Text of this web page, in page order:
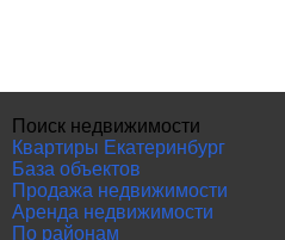
Поиск недвижимости
Квартиры Екатеринбург
База объектов
Продажа недвижимости
Аренда недвижимости
По районам